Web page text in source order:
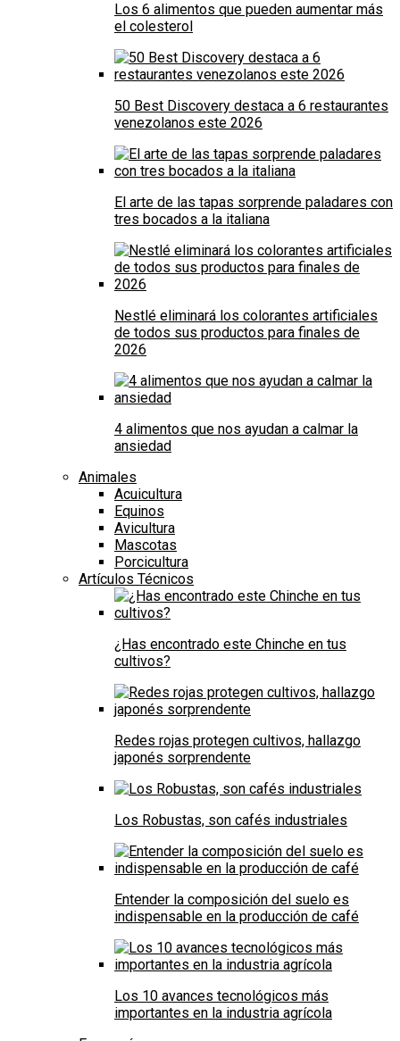
Los 6 alimentos que pueden aumentar más
el colesterol
50 Best Discovery destaca a 6 restaurantes
venezolanos este 2026
El arte de las tapas sorprende paladares con
tres bocados a la italiana
Nestlé eliminará los colorantes artificiales
de todos sus productos para finales de
2026
4 alimentos que nos ayudan a calmar la
ansiedad
Animales
Acuicultura
Equinos
Avicultura
Mascotas
Porcicultura
Artículos Técnicos
¿Has encontrado este Chinche en tus
cultivos?
Redes rojas protegen cultivos, hallazgo
japonés sorprendente
Los Robustas, son cafés industriales
Entender la composición del suelo es
indispensable en la producción de café
Los 10 avances tecnológicos más
importantes en la industria agrícola